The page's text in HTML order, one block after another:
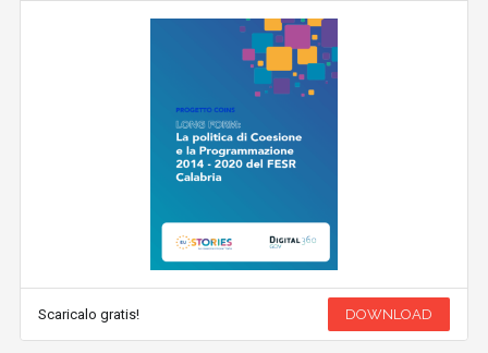
Scaricalo gratis! DOWNLOAD